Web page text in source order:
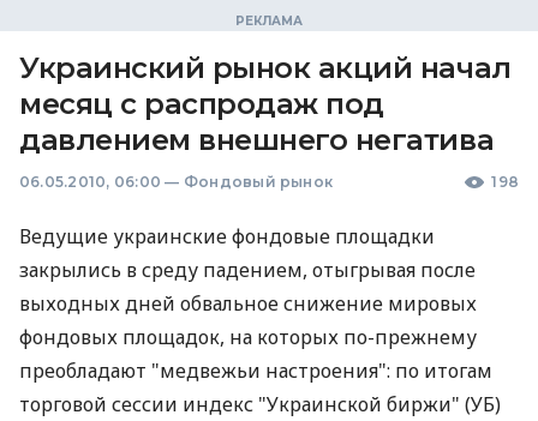
Украинский рынок акций начал
месяц с распродаж под
давлением внешнего негатива
06.05.2010, 06:00 — Фондовый рынок 198
Ведущие украинские фондовые площадки
закрылись в среду падением, отыгрывая после
выходных дней обвальное снижение мировых
фондовых площадок, на которых по-прежнему
преобладают "медвежьи настроения": по итогам
торговой сессии индекс "Украинской биржи" (УБ)